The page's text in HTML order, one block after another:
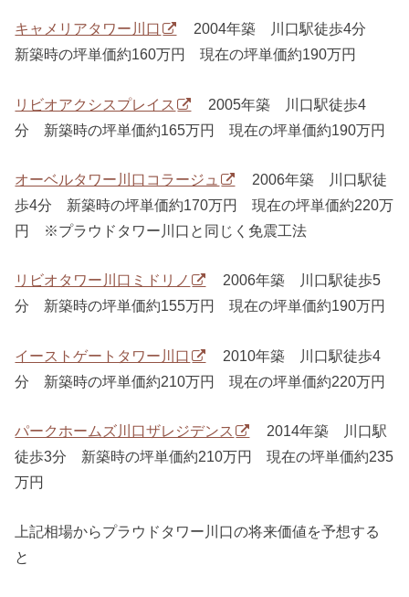
キャメリアタワー川口
2004年築 川口駅徒歩4分
新築時の坪単価約160万円 現在の坪単価約190万円
リビオアクシスプレイス
2005年築 川口駅徒歩4
分 新築時の坪単価約165万円 現在の坪単価約190万円
オーベルタワー川口コラージュ
2006年築 川口駅徒
歩4分 新築時の坪単価約170万円 現在の坪単価約220万
円 ※プラウドタワー川口と同じく免震工法
リビオタワー川口ミドリノ
2006年築 川口駅徒歩5
分 新築時の坪単価約155万円 現在の坪単価約190万円
イーストゲートタワー川口
2010年築 川口駅徒歩4
分 新築時の坪単価約210万円 現在の坪単価約220万円
パークホームズ川口ザレジデンス
2014年築 川口駅
徒歩3分 新築時の坪単価約210万円 現在の坪単価約235
万円
上記相場からプラウドタワー川口の将来価値を予想する
と